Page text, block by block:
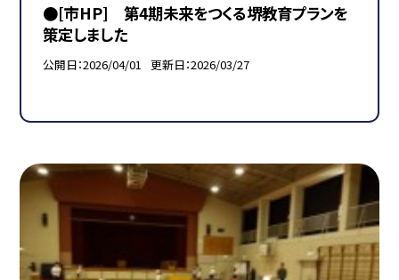
●[市HP] 第4期未来をつくる堺教育プランを
策定しました
公開日 2026/04/01 更新日 2026/03/27